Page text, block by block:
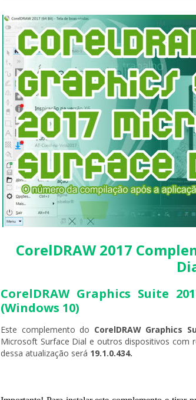
CorelDRAW 2017
CorelDRAW Graphics Suite
(Windows 10)
Este complemento do CorelDRAW Graphics
Microsoft Surface Dial e outros dispositivos com
dessa atualização será 19.1.0.434.